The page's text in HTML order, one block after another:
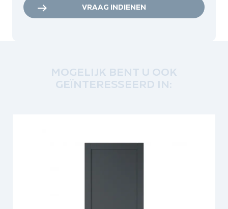
VRAAG INDIENEN
MOGELIJK BENT U OOK
GEÏNTERESSEERD IN: